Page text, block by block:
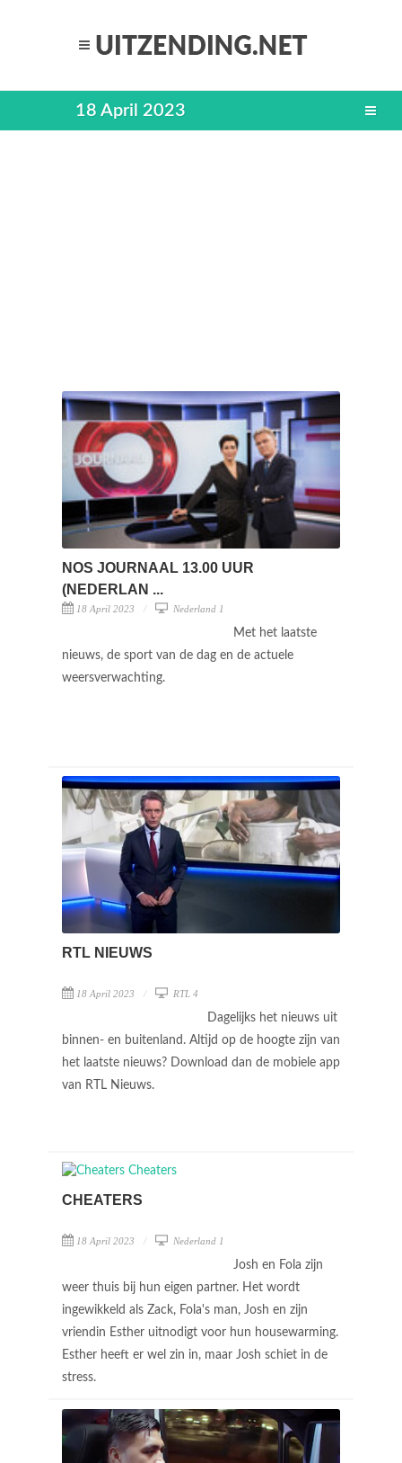
18 April 2023
NOS JOURNAAL 13.00 UUR
(NEDERLAN ...
18 April 2023 Nederland 1
Met het laatste
nieuws, de sport van de dag en de actuele
weersverwachting.
RTL NIEUWS
18 April 2023 RTL 4
Dagelijks het nieuws uit
binnen- en buitenland. Altijd op de hoogte zijn van
het laatste nieuws? Download dan de mobiele app
van RTL Nieuws.
CHEATERS
18 April 2023 Nederland 1
Josh en Fola zijn
weer thuis bij hun eigen partner. Het wordt
ingewikkeld als Zack, Fola's man, Josh en zijn
vriendin Esther uitnodigt voor hun housewarming.
Esther heeft er wel zin in, maar Josh schiet in de
stress.